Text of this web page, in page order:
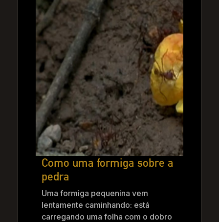
Como uma formiga sobre a
pedra
Uma formiga pequenina vem
lentamente caminhando: está
carregando uma folha com o dobro